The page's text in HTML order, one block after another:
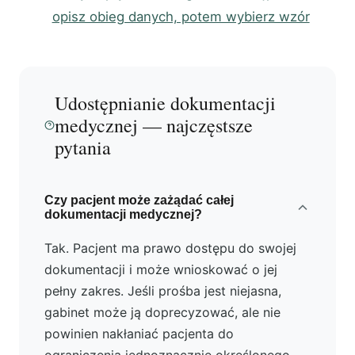
opisz obieg danych, potem wybierz wzór
Udostępnianie dokumentacji
medycznej — najczęstsze
pytania
Czy pacjent może zażądać całej
dokumentacji medycznej?
Tak. Pacjent ma prawo dostępu do swojej
dokumentacji i może wnioskować o jej
pełny zakres. Jeśli prośba jest niejasna,
gabinet może ją doprecyzować, ale nie
powinien nakłaniać pacjenta do